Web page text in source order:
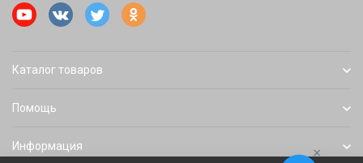
Каталог товаров
Помощь
Информация ×